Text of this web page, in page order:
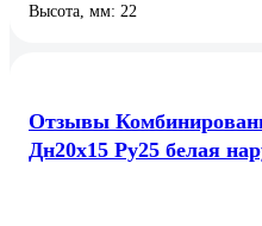
Высота, мм: 22
Отзывы
Дн20x15 Ру25 белая